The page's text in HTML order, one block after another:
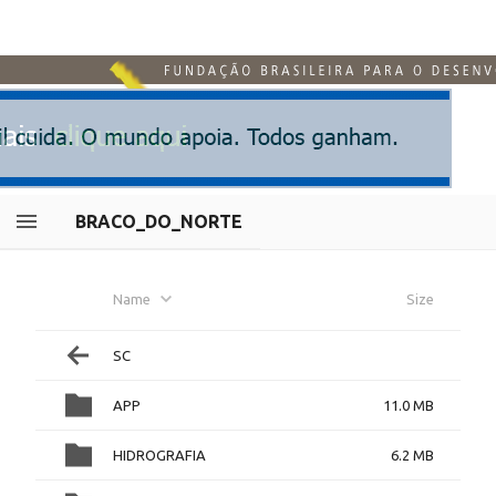
BRACO_DO_NORTE
Name Size
SC
APP 11.0 MB
HIDROGRAFIA 6.2 MB